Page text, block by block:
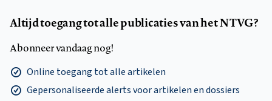
Altijd toegang tot alle publicaties van het NTVG?
Abonneer vandaag nog!
Online toegang tot alle artikelen
Gepersonaliseerde alerts voor artikelen en dossiers